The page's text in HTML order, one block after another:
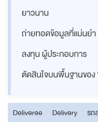
ยาวนาน
ถ่ายทอดข้อมูลที่แม่นย
ลงทุน ผู้ประกอบการ
ตัดสินใจบนพื้นฐานของ
Deliveree Delivery รถ